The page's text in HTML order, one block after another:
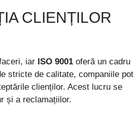
CLIENȚILOR
iar ISO 9001 oferă un cadru
stricte de calitate, companiile pot
clienților. Acest lucru se
și a reclamațiilor.